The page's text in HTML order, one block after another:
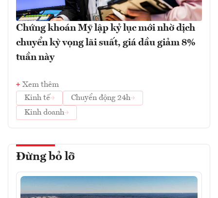
Chứng khoán Mỹ lập kỷ lục mới nhờ dịch
chuyển kỳ vọng lãi suất, giá dầu giảm 8%
tuần này
Xem thêm
Kinh tế
Chuyển động 24h
Kinh doanh
Đừng bỏ lỡ